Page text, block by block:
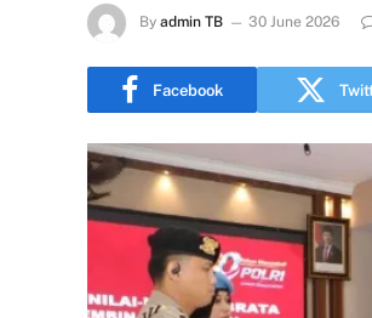
By admin TB 30 June 2026
Facebook